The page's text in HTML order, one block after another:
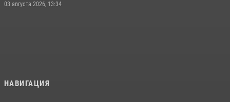
03 августа 2026, 13:34
НАВИГАЦИЯ